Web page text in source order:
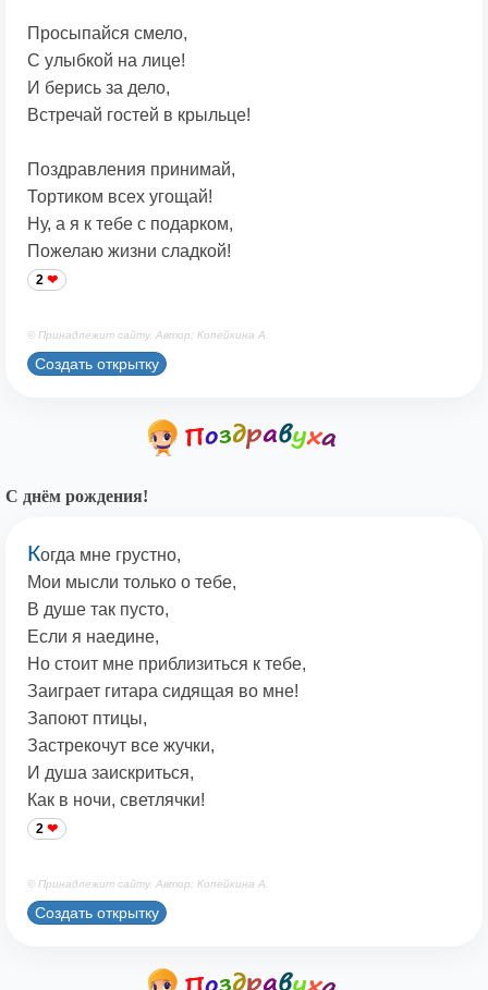
Просыпайся смело,
С улыбкой на лице!
И берись за дело,
Встречай гостей в крыльце!
Поздравления принимай,
Тортиком всех угощай!
Ну, а я к тебе с подарком,
Пожелаю жизни сладкой!
2
© Принадлежит сайту. Автор: Копейкина А.
Создать открытку
С днём рождения!
Когда мне грустно,
Мои мысли только о тебе,
В душе так пусто,
Если я наедине,
Но стоит мне приблизиться к тебе,
Заиграет гитара сидящая во мне!
Запоют птицы,
Застрекочут все жучки,
И душа заискриться,
Как в ночи, светлячки!
2
© Принадлежит сайту. Автор: Копейкина А.
Создать открытку